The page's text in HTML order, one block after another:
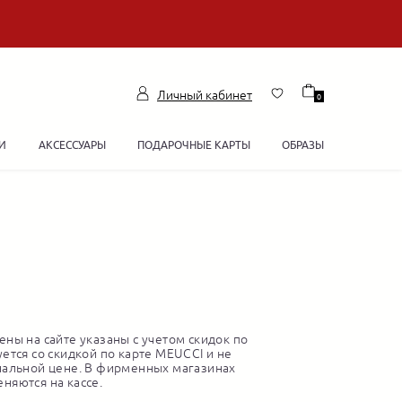
Личный кабинет 0
АКСЕССУАРЫ ПОДАРОЧНЫЕ КАРТЫ ОБРАЗЫ
на сайте указаны с учетом скидок по
со скидкой по карте MEUCCI и не
цене. В фирменных магазинах
на кассе.